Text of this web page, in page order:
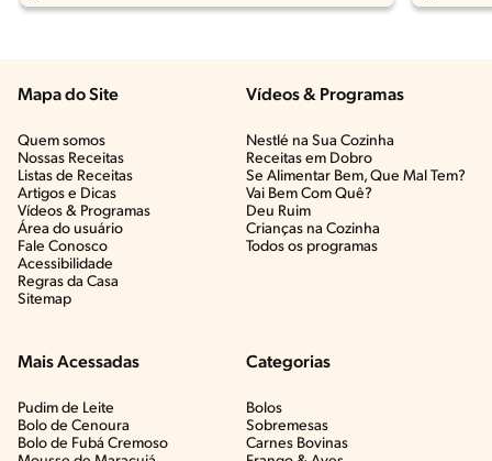
Mapa do Site
Quem somos
Nossas Receitas
Listas de Receitas​
Artigos e Dicas​
Vídeos & Programas​
Área do usuário
Fale Conosco
Acessibilidade
Regras da Casa
Sitemap
Vídeos & Programas​
Nestlé na Sua Cozinha
Receitas em Dobro
Se Alimentar Bem, Que Mal Tem?​
Vai Bem Com Quê?​
Deu Ruim​
Crianças na Cozinha​
Todos os programas
Mais Acessadas
Pudim de Leite
Bolo de Cenoura
Bolo de Fubá Cremoso
Categorias
Bolos
Sobremesas
Carnes Bovinas​